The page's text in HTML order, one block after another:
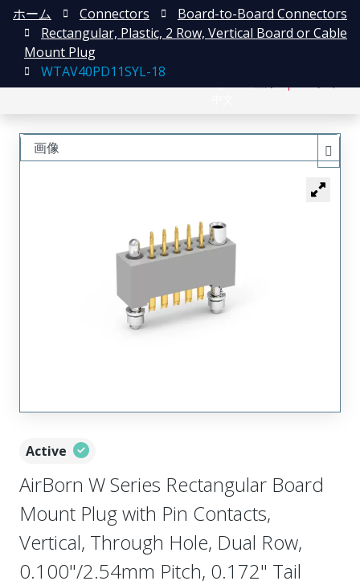
ホーム Connectors
Board-to-Board Connectors
Rectangular, Plastic, 2 Row, Vertical Board or Cable
Mount Plug
WTAV40PD11SYL-18
Active
AirBorn W Series Rectangular Board
Mount Plug with Pin Contacts,
Vertical, Through Hole, Dual Row,
0.100"/2.54mm Pitch, 0.172" Tail
画像